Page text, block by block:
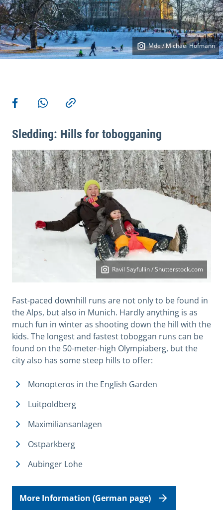
Mde / Michael Hofmann
More actions
Share on Facebook
Share via WhatsApp
Copy link
Sledding: Hills for tobogganing
Ravil Sayfullin / Shutterstock.com
Fast-paced downhill runs are not only to be found in
the Alps, but also in Munich. Hardly anything is as
much fun in winter as shooting down the hill with the
kids. The longest and fastest toboggan runs can be
found on the 50-meter-high Olympiaberg, but the
city also has some steep hills to offer:
Monopteros in the English Garden
Luitpoldberg
Maximiliansanlagen
Ostparkberg
Aubinger Lohe
More Information (German page)